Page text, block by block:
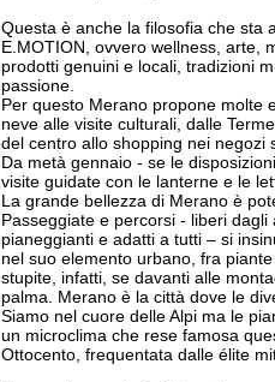
Questa è anche la filosofia che sta
E.MOTION, ovvero wellness, arte,
prodotti genuini e locali, tradizioni
passione.
Per questo Merano propone molte
neve alle visite culturali, dalle
del centro allo shopping nei negozi
Da metà gennaio - se le
visite guidate con le lanterne e le
La grande bellezza di Merano è
Passeggiate e percorsi - liberi
pianeggianti e adatti a tutti – si
nel suo elemento urbano, fra
stupite, infatti, se davanti alle
palma. Merano è la città dove le
Siamo nel cuore delle Alpi ma le
un microclima che rese famosa
Ottocento, frequentata dalle élite